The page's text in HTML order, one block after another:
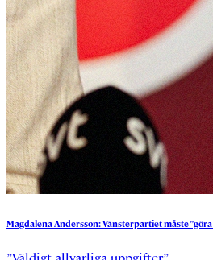
MagdalenaAndersson:Vänsterpartietmåste”göra